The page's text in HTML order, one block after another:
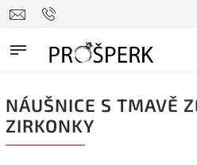
NÁUŠNICE S TMAVĚ
ZIRKONKY